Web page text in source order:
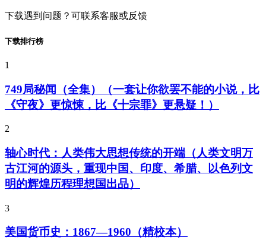
下载遇到问题？可联系客服或反馈
下载排行榜
1
749局秘闻（全集）（一套让你欲罢不能的小说，比
《守夜》更惊悚，比《十宗罪》更悬疑！）
2
轴心时代：人类伟大思想传统的开端（人类文明万
古江河的源头，重现中国、印度、希腊、以色列文
明的辉煌历程理想国出品）
3
美国货币史：1867—1960（精校本）